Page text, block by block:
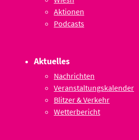
Aktionen
Podcasts
Aktuelles
Nachrichten
Veranstaltungskalender
Blitzer & Verkehr
Wetterbericht